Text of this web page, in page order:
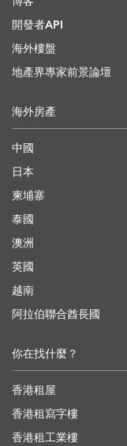
開發者API
海外樓盤
地產界專家前景論壇
海外房產
中國
日本
柬埔寨
泰國
澳洲
英國
越南
阿拉伯聯合酋長國
你在找什麼？
香港租屋
香港租寫字樓
香港租工業樓